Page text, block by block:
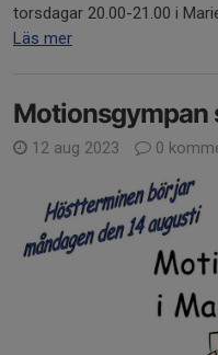
torsdagar 20.00-21.00 i
Läs mer
Motionsgympan
12 aug 2023 0